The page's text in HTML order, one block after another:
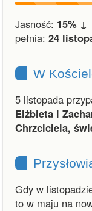
Jasność: 15% ↓
pełnia: 24
W
5 listopada
Elżbieta i
Chrzciciela,
Gdy w
to w maju na